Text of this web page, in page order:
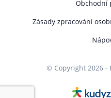
Obchodní
Zásady zpracování
© Copyright 2026 -